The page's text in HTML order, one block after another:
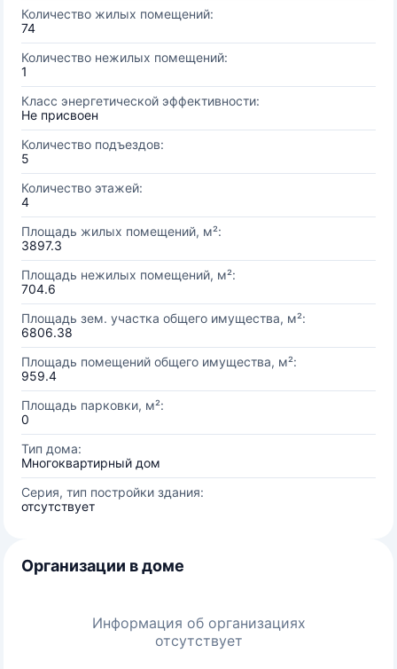
Количество жилых помещений:
74
Количество нежилых помещений:
1
Класс энергетической эффективности:
Не присвоен
Количество подъездов:
5
Количество этажей:
4
Площадь жилых помещений, м²:
3897.3
Площадь нежилых помещений, м²:
704.6
Площадь зем. участка общего имущества, м²:
6806.38
Площадь помещений общего имущества, м²:
959.4
Площадь парковки, м²:
0
Тип дома:
Многоквартирный дом
Серия, тип постройки здания:
отсутствует
Организации в доме
Информация об организациях
отсутствует